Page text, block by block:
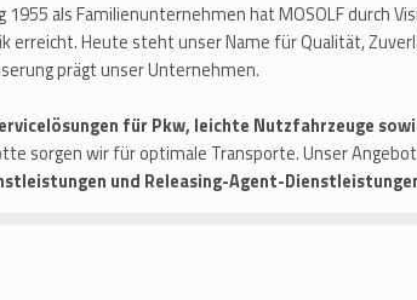
1955 als Familienunternehmen hat MOSOLF durch
erreicht. Heute steht unser Name für Qualität,
prägt unser Unternehmen.
für Pkw, leichte Nutzfahrzeuge
sorgen wir für optimale Transporte. Unser
und Releasing-Agent-